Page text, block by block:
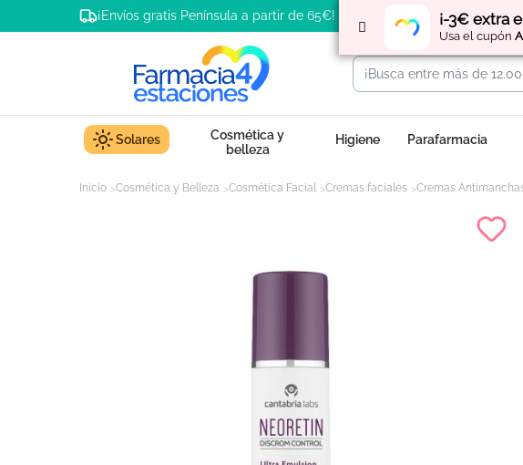
¡-3€ extra
Usa el cupón
¡Envíos gratis Península a partir de 65€!
Solares
Cosmética y
belleza
Higiene Parafarmacia
Inicio Cosmética y Belleza Cosmética Facial Cremas faciales Cremas